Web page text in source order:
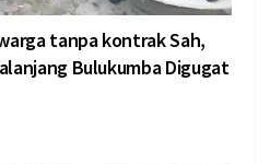
tanpa kontrak Sah,
Bulukumba Digugat